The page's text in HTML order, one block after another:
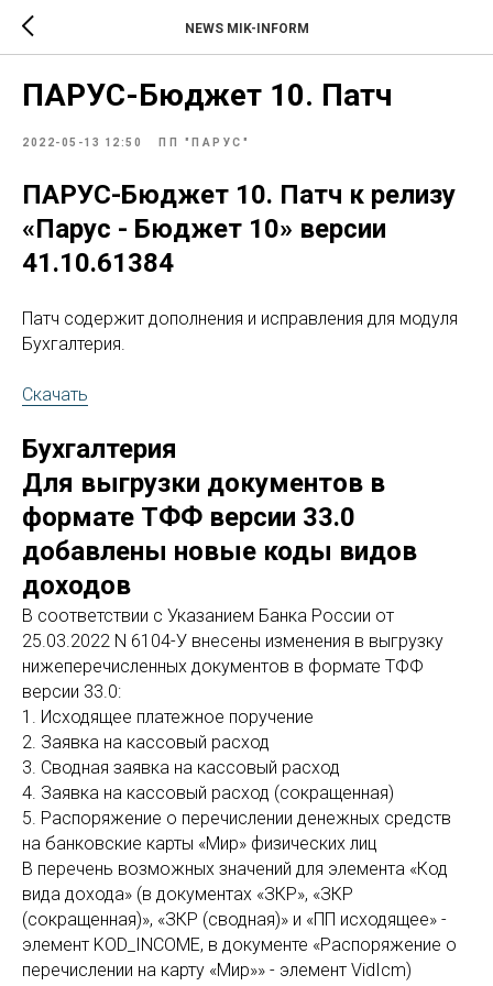
NEWS MIK-INFORM
ПАРУС-Бюджет 10. Патч
2022-05-13 12:50 ПП "ПАРУС"
ПАРУС-Бюджет 10. Патч к релизу
«Парус - Бюджет 10» версии
41.10.61384
Патч содержит дополнения и исправления для модуля
Бухгалтерия.
Скачать
Бухгалтерия
Для выгрузки документов в
формате ТФФ версии 33.0
добавлены новые коды видов
доходов
В соответствии с Указанием Банка России от
25.03.2022 N 6104-У внесены изменения в выгрузку
нижеперечисленных документов в формате ТФФ
версии 33.0:
1. Исходящее платежное поручение
2. Заявка на кассовый расход
3. Сводная заявка на кассовый расход
4. Заявка на кассовый расход (сокращенная)
5. Распоряжение о перечислении денежных средств
на банковские карты «Мир» физических лиц
В перечень возможных значений для элемента «Код
вида дохода» (в документах «ЗКР», «ЗКР
(сокращенная)», «ЗКР (сводная)» и «ПП исходящее» -
элемент KOD_INCOME, в документе «Распоряжение о
перечислении на карту «Мир»» - элемент VidIcm)